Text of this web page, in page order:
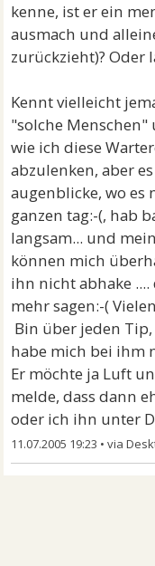
kenne, ist er ein
ausmach und
zurückzieht)?
Kennt vielleicht
"solche Menschen"
wie ich diese
abzulenken, aber
augenblicke, wo es
ganzen tag:-(, hab
langsam... und
können mich
ihn nicht abhake
mehr sagen:-(
Bin über jeden Tip,
habe mich bei ihm
Er möchte ja Luft
melde, dass dann
oder ich ihn unter
11.07.2005 19:23 •